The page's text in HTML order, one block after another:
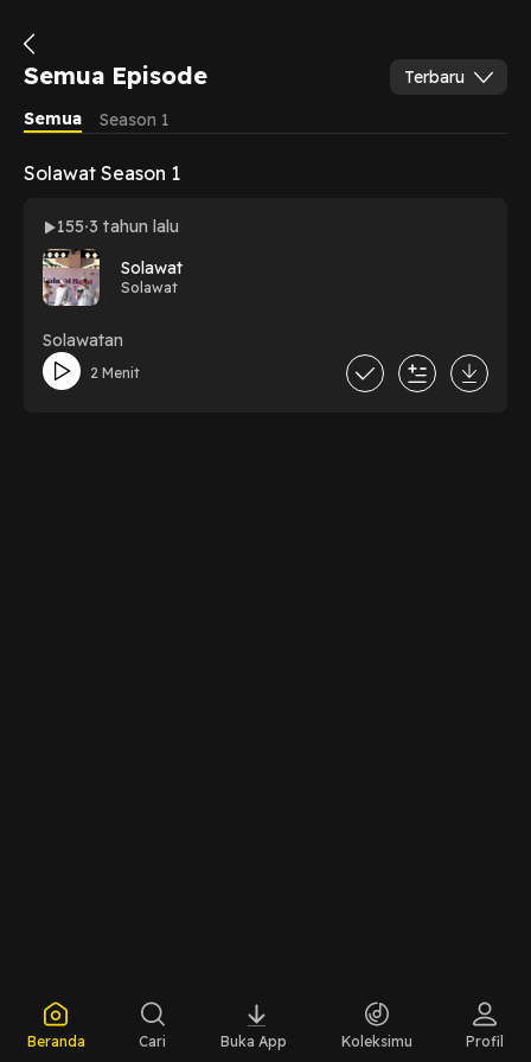
Semua Episode
Terbaru
Semua
Season 1
Solawat Season 1
155 3 tahun lalu
Solawat
Solawat
Solawatan
2 Menit
Beranda Cari Buka App Koleksimu Profil